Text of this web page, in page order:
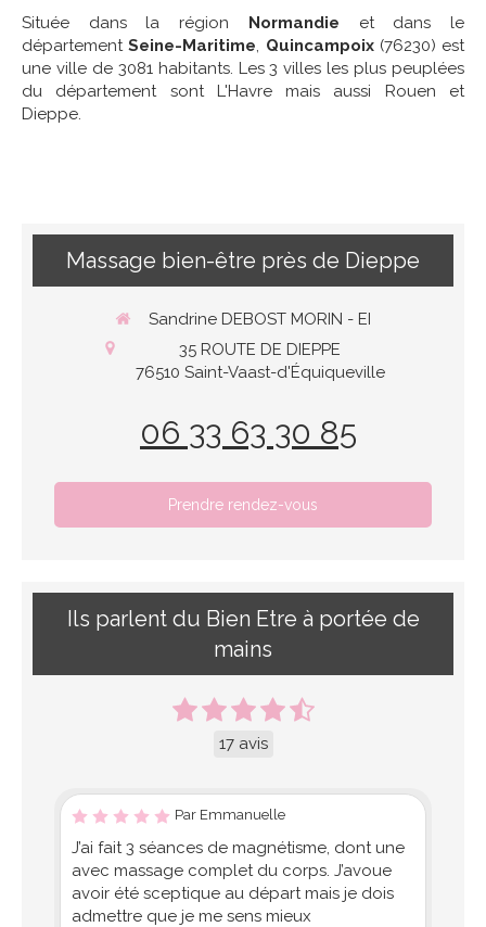
Située dans la région Normandie et dans le
départementSeine-Maritime, Quincampoix(76230) est
une ville de 3081 habitants. Les 3 villes les plus peuplées
du département sont L'Havre mais aussi Rouen et
Dieppe.
Massage bien-être près de Dieppe
Sandrine DEBOST MORIN - EI
35 ROUTE DE DIEPPE
76510 Saint-Vaast-d'Équiqueville
06 33 63 30 85
Prendre rendez-vous
Ils parlent du Bien Etre à portée de
mains
17 avis
Par Emmanuelle
J’ai fait 3 séances de magnétisme, dont une
avec massage complet du corps. J’avoue
avoir été sceptique au départ mais je dois
admettre que je me sens mieux